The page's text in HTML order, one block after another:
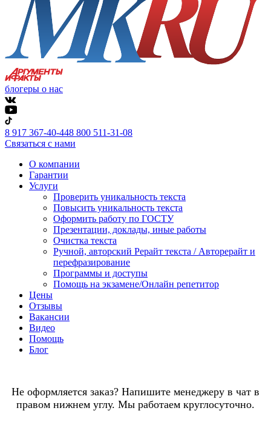
блогеры о нас
8 917 367-40-448 800 511-31-08
Связаться с нами
О компании
Гарантии
Услуги
Проверить уникальность текста
Повысить уникальность текста
Оформить работу по ГОСТУ
Презентации, доклады, иные работы
Очистка текста
Ручной, авторский Рерайт текста / Авторерайт и
перефразирование
Программы и доступы
Помощь на экзамене/Онлайн репетитор
Цены
Отзывы
Вакансии
Видео
Помощь
Блог
Не оформляется заказ? Напишите менеджеру в чат в
правом нижнем углу. Мы работаем круглосуточно.